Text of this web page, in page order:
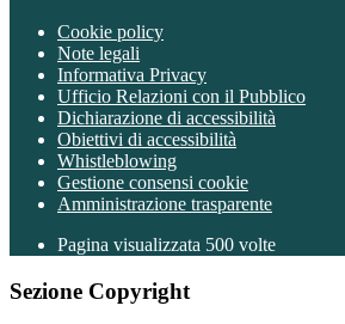
Cookie policy
Note legali
Informativa Privacy
Ufficio Relazioni con il Pubblico
Dichiarazione di accessibilità
Obiettivi di accessibilità
Whistleblowing
Gestione consensi cookie
Amministrazione trasparente
Pagina visualizzata 500 volte
Sezione Copyright